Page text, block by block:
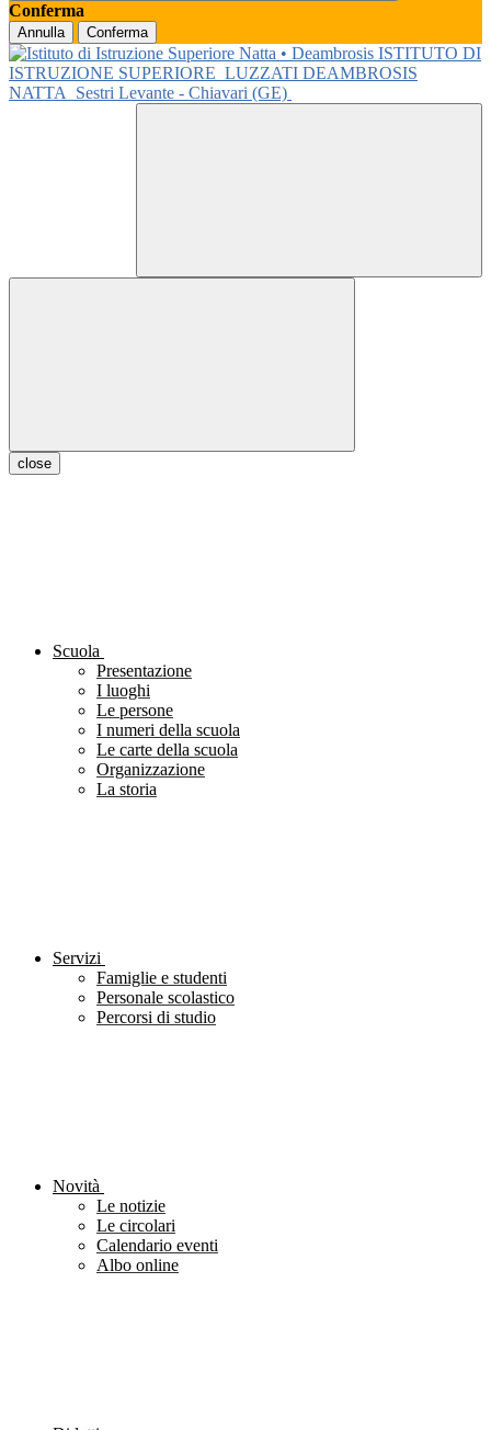
Conferma
Annulla Conferma
ISTITUTO DI
ISTRUZIONE SUPERIORE LUZZATI DEAMBROSIS
NATTA
Sestri Levante - Chiavari (GE)
close
Scuola
Presentazione
I luoghi
Le persone
I numeri della scuola
Le carte della scuola
Organizzazione
La storia
Servizi
Famiglie e studenti
Personale scolastico
Percorsi di studio
Novità
Le notizie
Le circolari
Calendario eventi
Albo online